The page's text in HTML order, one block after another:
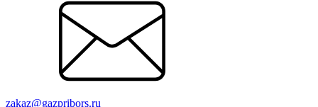
zakaz@gazpribors.ru